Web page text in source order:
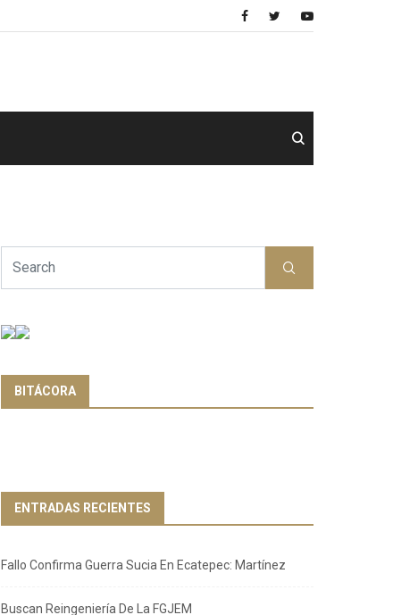
BITÁCORA
ENTRADAS RECIENTES
Fallo Confirma Guerra Sucia En Ecatepec: Martínez
Buscan Reingeniería De La FGJEM